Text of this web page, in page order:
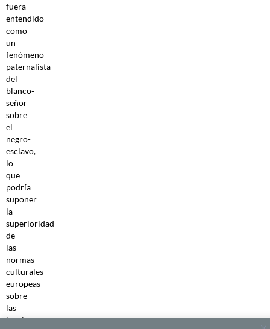
fuera
entendido
como
un
fenómeno
paternalista
del
blanco-
señor
sobre
el
negro-
esclavo,
lo
que
podría
suponer
la
superioridad
de
las
normas
culturales
europeas
sobre
las
locales,